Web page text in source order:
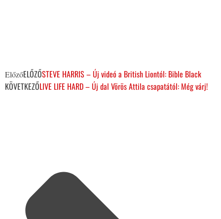
ElőzőELŐZŐSTEVE HARRIS – Új videó a British Liontól: Bible Black
KÖVETKEZŐLIVE LIFE HARD – Új dal Vörös Attila csapatától: Még várj!